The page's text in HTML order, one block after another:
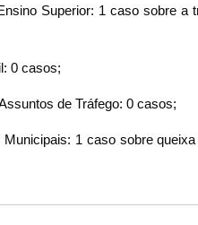
Superior: 1 caso sobre a
0 casos;
de Tráfego: 0 casos;
1 caso sobre